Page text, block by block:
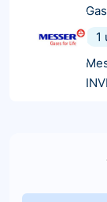
Gas
1